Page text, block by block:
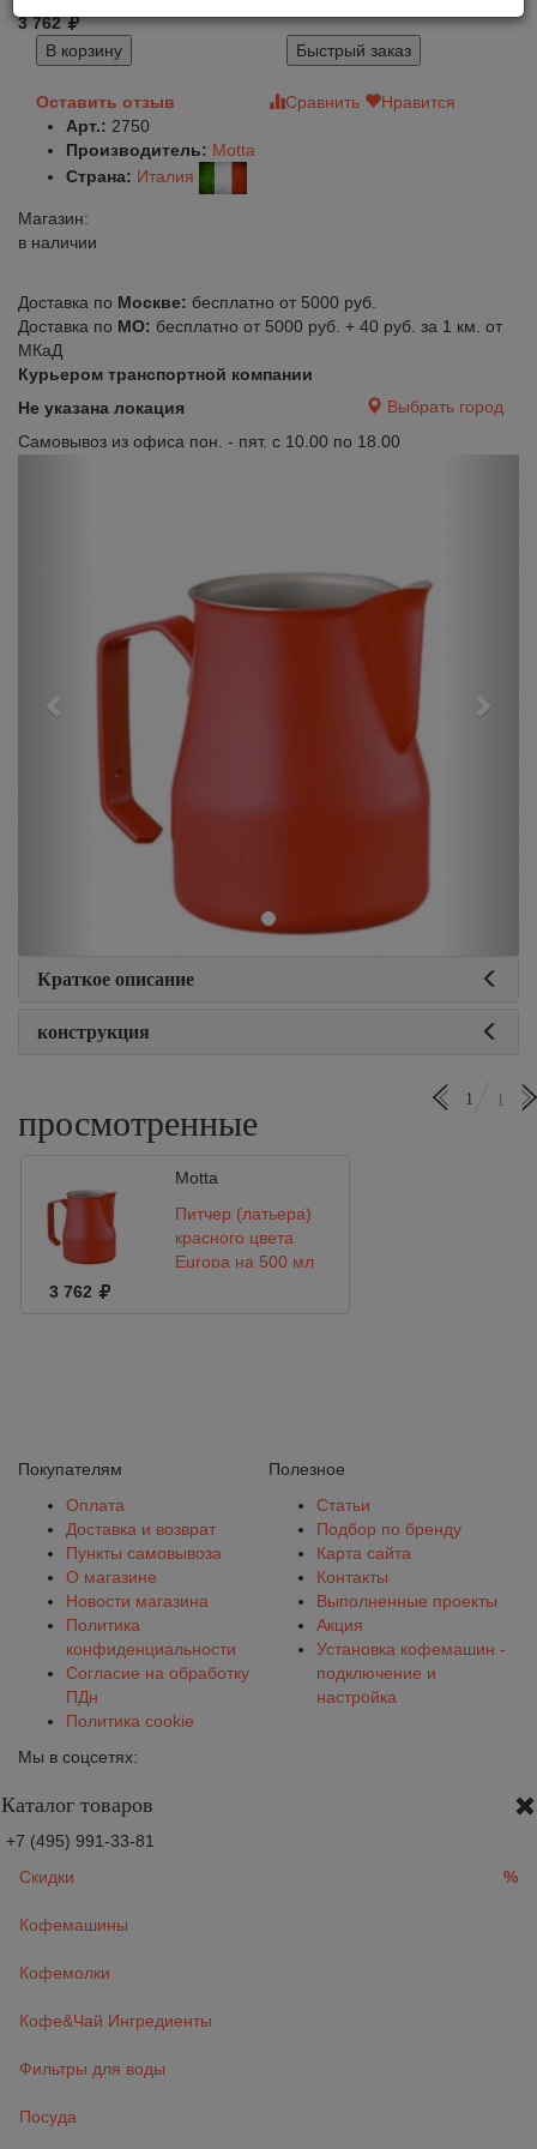
3 762
В корзину
Быстрый заказ
Оставить отзыв Сравнить
Нравится
Арт.: 2750
Производитель: Motta
Страна: Италия
Магазин:
в наличии
Доставка по Москве: бесплатно от 5000 руб.
Доставка по МО: бесплатно от 5000 руб. + 40 руб. за 1 км. от
МКаД
Курьером транспортной компании
Не указана локация
Выбрать город
Самовывоз из офиса пон. - пят. с 10.00 по 18.00
Краткое описание
конструкция
просмотренные
1 1
Motta
Питчер (латьера)
красного цвета
Europa на 500 мл
3 762
Покупателям
Оплата
Доставка и возврат
Пункты самовывоза
О магазине
Новости магазина
Политика
конфиденциальности
Согласие на обработку
ПДн
Политика cookie
Полезное
Статьи
Подбор по бренду
Карта сайта
Контакты
Выполненные проекты
Акция
Установка кофемашин -
подключение и
настройка
Мы в соцсетях:
Каталог товаров
+7 (495) 991-33-81
Скидки
%
Кофемашины
Кофемолки
Кофе&Чай Ингредиенты
Фильтры для воды
Посуда